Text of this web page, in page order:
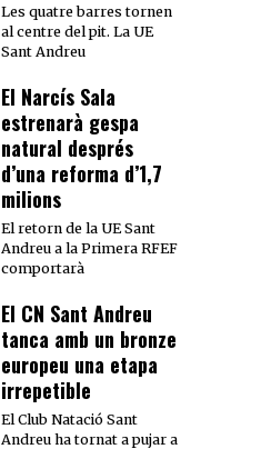
Les quatre barres tornen
al centre del pit. La UE
Sant Andreu
El Narcís Sala
estrenarà gespa
natural després
d’una reforma d’1,7
milions
El retorn de la UE Sant
Andreu a la Primera RFEF
comportarà
El CN Sant Andreu
tanca amb un bronze
europeu una etapa
irrepetible
El Club Natació Sant
Andreu ha tornat a pujar a